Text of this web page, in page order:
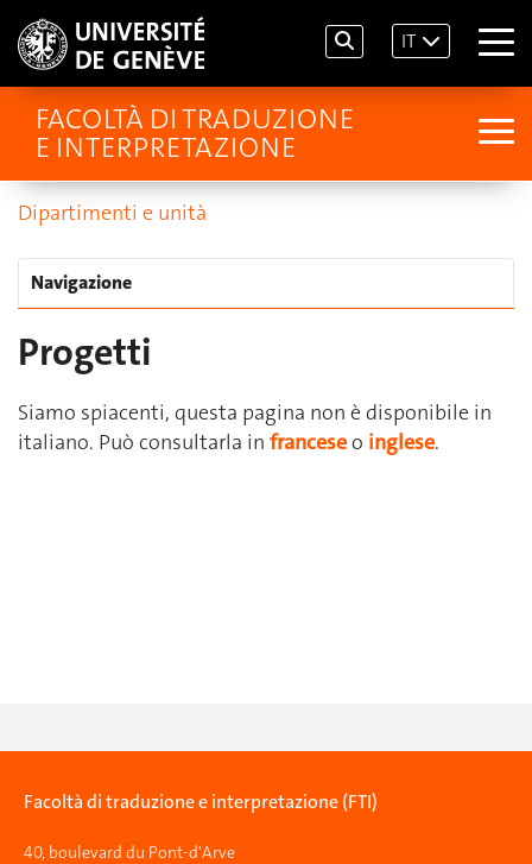
IT
FACOLTÀ DI TRADUZIONE
E INTERPRETAZIONE
Dipartimenti e unità
Navigazione
Progetti
Siamo spiacenti, questa pagina non è disponibile in
italiano. Può consultarla in franceseo inglese.
Facoltà di traduzione e interpretazione (FTI)
40, boulevard du Pont-d'Arve